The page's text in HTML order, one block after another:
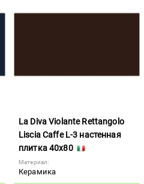
La Diva Violante Rettangolo
Liscia Caffe L-3 настенная
плитка 40x80
Материал:
Керамика